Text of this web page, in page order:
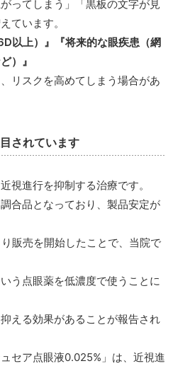
ってしまう」「黒板の文字が見
ています。
以上）』『将来的な眼疾患（網
）』
リスクを高めてしまう場合があ
されています
視進行を抑制する治療です。
合品となっており、製品安定が
販売を開始したことで、当院で
う点眼薬を低濃度で使うことに
える効果があることが報告され
セア点眼液0.025%」は、近視進